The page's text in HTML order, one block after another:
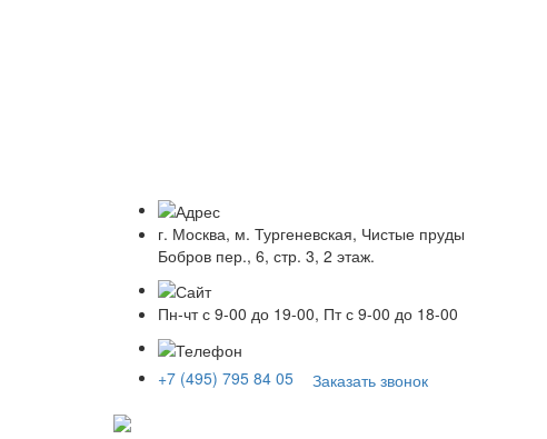
г. Москва, м. Тургеневская, Чистые пруды
Бобров пер., 6, стр. 3, 2 этаж.
Пн-чт с 9-00 до 19-00, Пт с 9-00 до 18-00
+7 (495) 795 84 05 Заказать звонок